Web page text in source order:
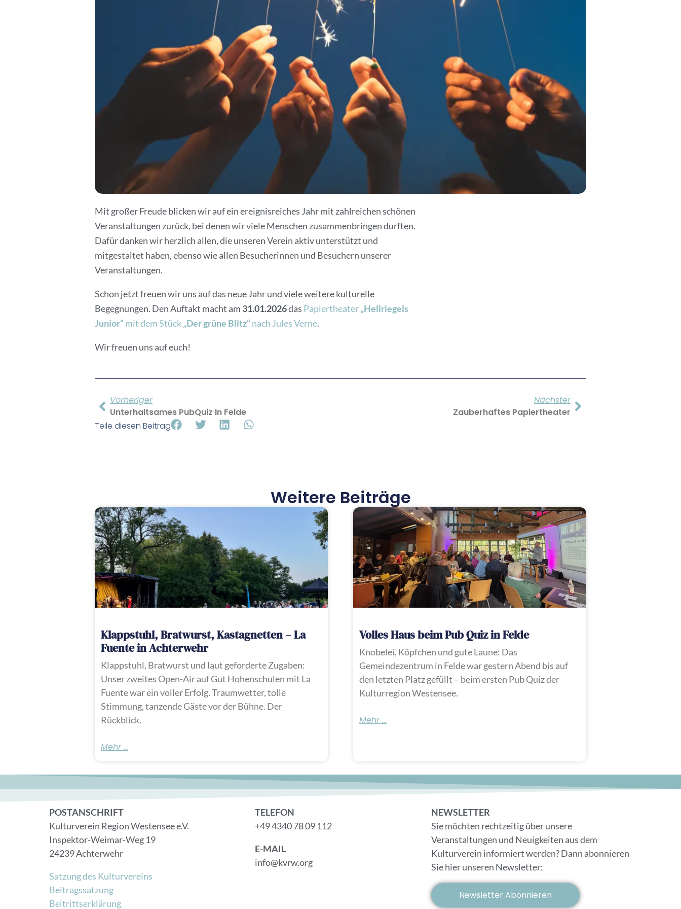
Mit großer Freude blicken wir auf ein ereignisreiches Jahr mit zahlreichen schönen
Veranstaltungen zurück, bei denen wir viele Menschen zusammenbringen durften.
Dafür danken wir herzlich allen, die unseren Verein aktiv unterstützt und
mitgestaltet haben, ebenso wie allen Besucherinnen und Besuchern unserer
Veranstaltungen.
Schon jetzt freuen wir uns auf das neue Jahr und viele weitere kulturelle
Begegnungen. Den Auftakt macht am 31.01.2026das Papiertheater„Hellriegels
Junior“mit dem Stück„Der grüne Blitz“nach Jules Verne.
Wir freuen uns auf euch!
Vorheriger
Unterhaltsames PubQuiz In Felde
Nächster
Zauberhaftes Papiertheater
Teile diesen Beitrag
Weitere Beiträge
Klappstuhl, Bratwurst, Kastagnetten – La
Fuente in Achterwehr
Klappstuhl, Bratwurst und laut geforderte Zugaben:
Unser zweites Open-Air auf Gut Hohenschulen mit La
Fuente war ein voller Erfolg. Traumwetter, tolle
Stimmung, tanzende Gäste vor der Bühne. Der
Rückblick.
Mehr ...
Volles Haus beim Pub Quiz in Felde
Knobelei, Köpfchen und gute Laune: Das
Gemeindezentrum in Felde war gestern Abend bis auf
den letzten Platz gefüllt – beim ersten Pub Quiz der
Kulturregion Westensee.
Mehr ...
POSTANSCHRIFT
Kulturverein Region Westensee e.V.
Inspektor-Weimar-Weg 19
24239 Achterwehr
Satzung des Kulturvereins
Beitragssatzung
Beitrittserklärung
TELEFON
+49 4340 78 09 112
E-MAIL
info@kvrw.org
NEWSLETTER
Sie möchten rechtzeitig über unsere
Veranstaltungen und Neuigkeiten aus dem
Kulturverein informiert werden? Dann abonnieren
Sie hier unseren Newsletter:
Newsletter Abonnieren